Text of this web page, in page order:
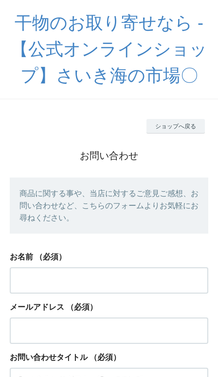
干物のお取り寄せなら -
【公式オンラインショッ
プ】さいき海の市場〇
ショップへ戻る
お問い合わせ
商品に関する事や、当店に対するご意見ご感想、お
問い合わせなど、こちらのフォームよりお気軽にお
尋ねください。
お名前 （必須）
メールアドレス （必須）
お問い合わせタイトル （必須）